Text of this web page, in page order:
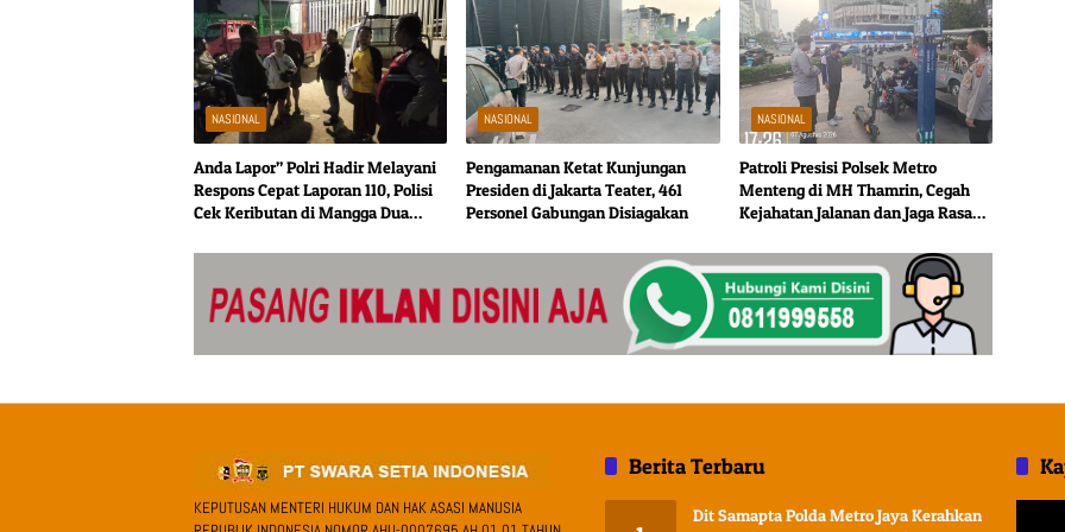
NASIONAL
Anda Lapor” Polri Hadir Melayani
Respons Cepat Laporan 110, Polisi
Cek Keributan di Mangga Dua
NASIONAL
Pengamanan Ketat Kunjungan
Presiden di Jakarta Teater, 461
Personel Gabungan Disiagakan
NASIONAL
Patroli Presisi Polsek Metro
Menteng di MH Thamrin, Cegah
Kejahatan Jalanan dan Jaga Rasa
KEPUTUSAN MENTERI HUKUM DAN HAK ASASI MANUSIA
Berita Terbaru
Dit Samapta Polda Metro Jaya Kerahkan